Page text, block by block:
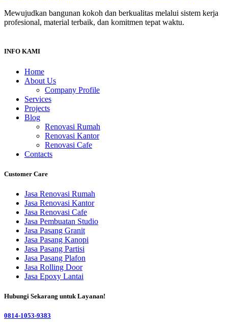
Mewujudkan bangunan kokoh dan berkualitas melalui sistem kerja
profesional, material terbaik, dan komitmen tepat waktu.
INFO KAMI
Home
About Us
Company Profile
Services
Projects
Blog
Renovasi Rumah
Renovasi Kantor
Renovasi Cafe
Contacts
Customer Care
Jasa Renovasi Rumah
Jasa Renovasi Kantor
Jasa Renovasi Cafe
Jasa Pembuatan Studio
Jasa Pasang Granit
Jasa Pasang Kanopi
Jasa Pasang Partisi
Jasa Pasang Plafon
Jasa Rolling Door
Jasa Epoxy Lantai
Hubungi Sekarang untuk Layanan!
0814-1053-9383